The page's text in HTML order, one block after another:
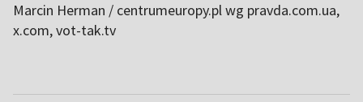
Marcin Herman / centrumeuropy.pl wg pravda.com.ua,
x.com, vot-tak.tv